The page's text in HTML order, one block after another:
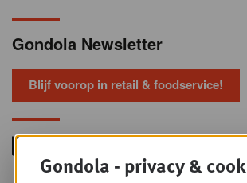
Gondola Newsletter
Blijf voorop in retail & foodservice!
Gondola - privacy &